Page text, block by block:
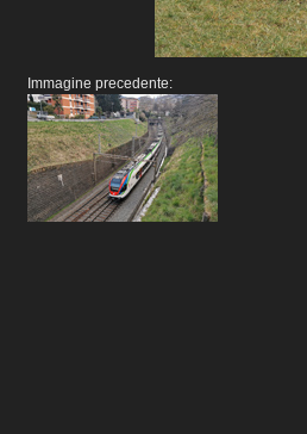
Immagine precedente: